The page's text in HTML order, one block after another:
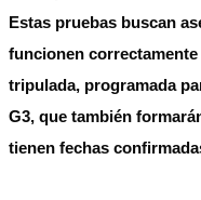
Estas pruebas buscan
funcionen
tripulada, programada
G3, que también
tienen fechas